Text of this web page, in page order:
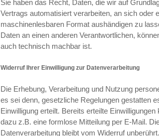
Sie haben das Recht, Daten, die wir auf
Vertrags automatisiert verarbeiten, an sich oder
maschinenlesbaren Format aushändigen zu
Daten an einen anderen Verantwortlichen,
auch technisch machbar ist.
Widerruf Ihrer Einwilligung zur Datenverarbeitung
Die Erhebung, Verarbeitung und Nutzung
es sei denn, gesetzliche Regelungen gestatten
Einwilligung erteilt. Bereits erteilte
dazu z.B. eine formlose Mitteilung per E-Mail.
Datenverarbeitung bleibt vom Widerruf unberührt.